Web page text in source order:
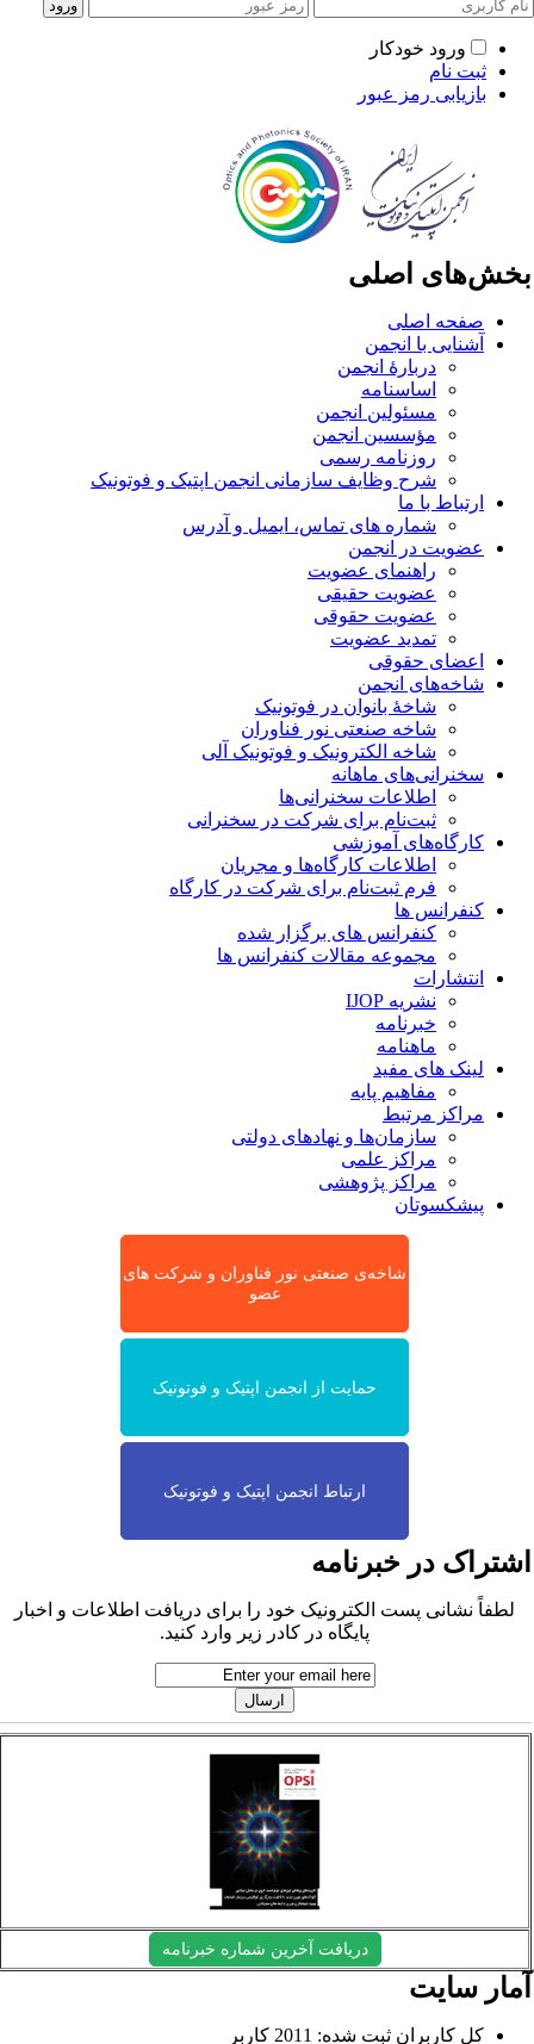
ورود خودکار
ثبت نام
بازیابی رمز عبور
اصلی
صفحه اصلی
آشنایی با انجمن
دربارۀ انجمن
اساسنامه
مسئولین انجمن
مؤسسین انجمن
روزنامه رسمی
شرح وظایف سازمانی انجمن اپتیک و فوتونیک
ارتباط با ما
شماره های تماس، ایمیل و آدرس
عضویت در انجمن
راهنمای عضویت
عضویت حقیقی
عضویت حقوقی
تمدید عضویت
اعضای حقوقی
شاخه‌های انجمن
شاخۀ بانوان در فوتونیک
شاخه صنعتی نور فناوران
شاخه‌ الکترونیک و فوتونیک آلی
سخنرانی‌های ماهانه
اطلاعات سخنرانی‌‌ها
ثبت‌نام برای شرکت در سخنرانی
کارگاه‌های آموزشی
اطلاعات کارگاه‌ها و مجریان
فرم ثبت‌نام برای شرکت در کارگاه
کنفرانس ها
کنفرانس های برگزار شده
مجموعه مقالات کنفرانس ها
انتشارات
نشریه IJOP
خبرنامه
ماهنامه
لینک های مفید
مفاهیم پایه
مراکز مرتبط
سازمان‌ها و نهادهای دولتی
مراکز علمی
مراکز پژوهشی
پیشکسوتان
شاخه‌ی صنعتی نور فناوران و شرکت های
عضو
حمایت از انجمن اپتیک و فوتونیک
ارتباط انجمن اپتیک و فوتونیک
در خبرنامه
لطفاً نشانی پست الکترونیک خود را برای دریافت اطلاعات و اخبار
پایگاه در کادر زیر وارد کنید.
دریافت آخرین شماره خبرنامه
سایت
کل کاربران ثبت شده: 2011 کاربر